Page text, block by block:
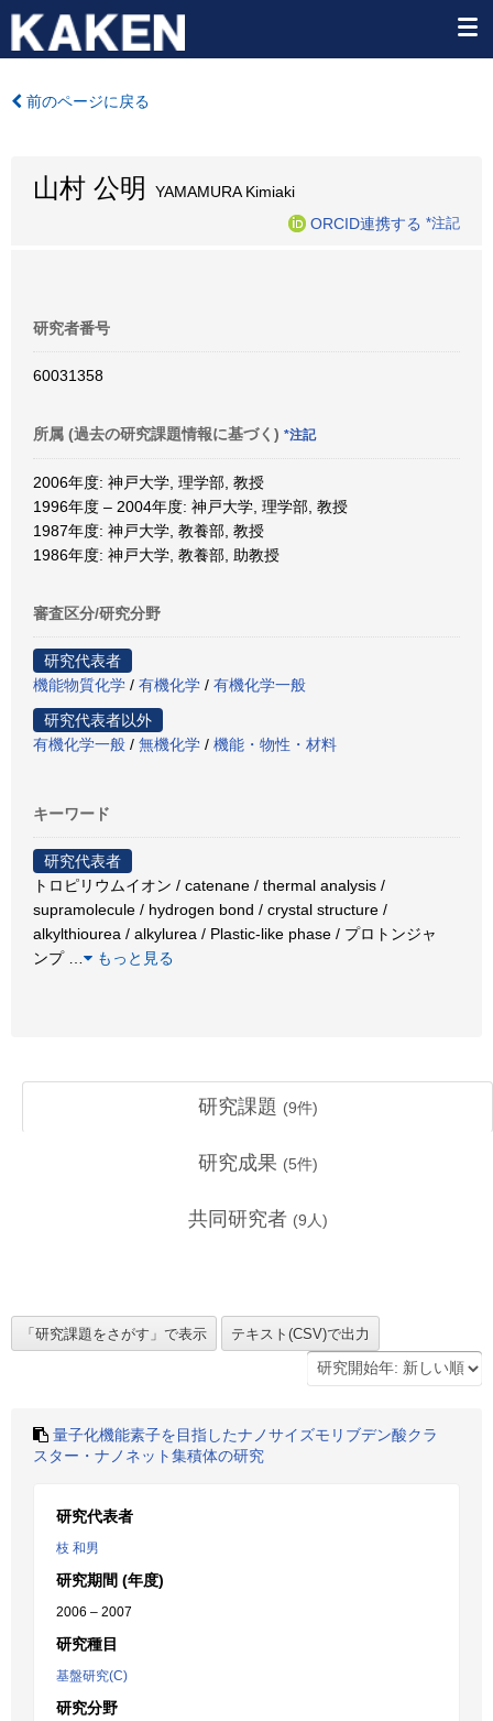
前のページに戻る
山村 公明
YAMAMURA Kimiaki
ORCID連携する *注記
研究者番号
60031358
所属 (過去の研究課題情報に基づく) *注記
2006年度: 神戸大学, 理学部, 教授
1996年度 – 2004年度: 神戸大学, 理学部, 教授
1987年度: 神戸大学, 教養部, 教授
1986年度: 神戸大学, 教養部, 助教授
審査区分/研究分野
研究代表者
機能物質化学 / 有機化学 / 有機化学一般
研究代表者以外
有機化学一般 / 無機化学 / 機能・物性・材料
キーワード
研究代表者
トロピリウムイオン / catenane / thermal analysis /
supramolecule / hydrogen bond / crystal structure /
alkylthiourea / alkylurea / Plastic-like phase / プロトンジャ
ンプ
もっと見る
研究課題 (9件)
研究成果 (5件)
共同研究者 (9 人)
量子化機能素子を目指したナノサイズモリブデン酸クラ
スター・ナノネット集積体の研究
研究代表者
枝 和男
研究期間 (年度)
2006 – 2007
研究種目
基盤研究(C)
研究分野